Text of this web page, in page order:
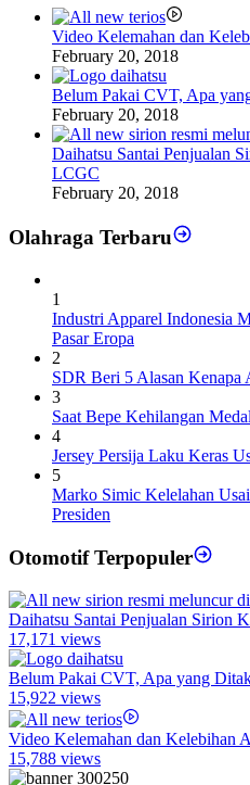
Video Kelemahan dan
February 20, 2018
Belum Pakai CVT, Apa
February 20, 2018
Daihatsu Santai Penjualan
LCGC
February 20, 2018
Olahraga Terbaru
1
Industri Apparel Indonesia
Pasar Eropa
2
SDR Beri 5 Alasan
3
Saat Bepe Kehilangan
4
Jersey Persija Laku Keras
5
Marko Simic Kelelahan
Presiden
Otomotif Terpopuler
Daihatsu Santai Penjualan Sirion
17,171 views
Belum Pakai CVT, Apa yang
15,922 views
Video Kelemahan dan Kelebihan
15,788 views